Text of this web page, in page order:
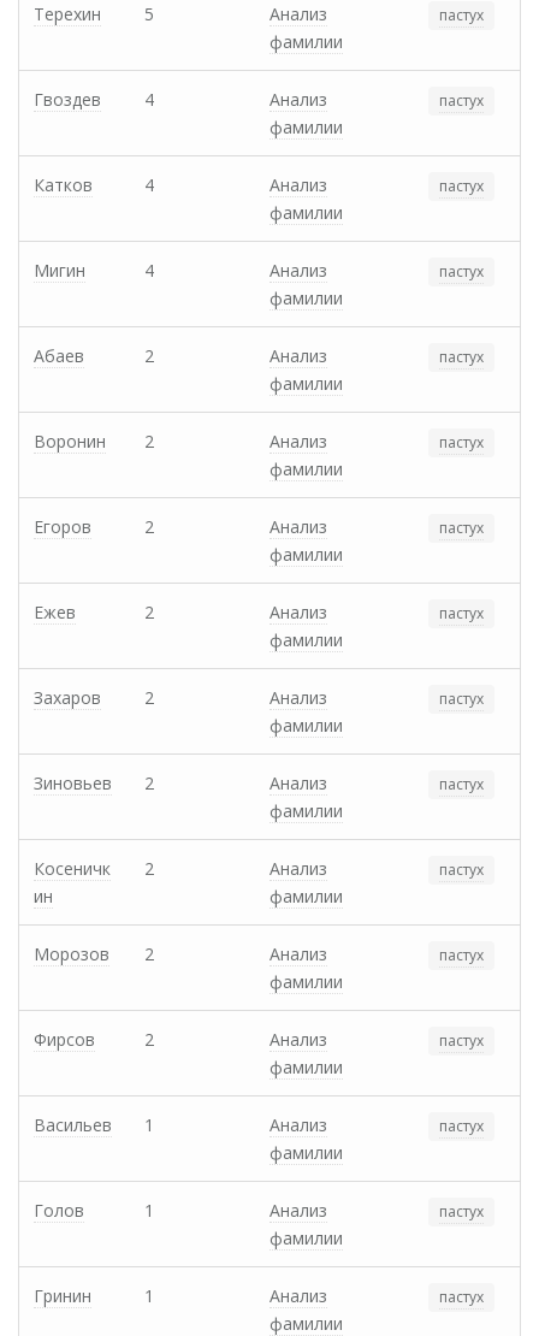
Терехин 5
Анализ
фамилии
пастух
Гвоздев 4
Анализ
фамилии
пастух
Катков 4
Анализ
фамилии
пастух
Мигин 4
Анализ
фамилии
пастух
Абаев 2
Анализ
фамилии
пастух
Воронин 2
Анализ
фамилии
пастух
Егоров 2
Анализ
фамилии
пастух
Ежев 2
Анализ
фамилии
пастух
Захаров 2
Анализ
фамилии
пастух
Зиновьев 2
Анализ
фамилии
пастух
Косеничк
ин
2
Анализ
фамилии
пастух
Морозов 2
Анализ
фамилии
пастух
Фирсов 2
Анализ
фамилии
пастух
Васильев 1
Анализ
фамилии
пастух
Голов 1
Анализ
фамилии
пастух
Гринин 1
Анализ
фамилии
пастух